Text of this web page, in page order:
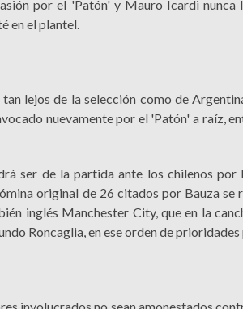
por el 'Patón' y Mauro Icardi nunca
en el plantel.
lejos de la selección como de
nuevamente por el 'Patón' a raíz,
ser de la partida ante los chilenos por
original de 26 citados por Bauza se
inglés Manchester City, que en la
Roncaglia, en ese orden de prioridades